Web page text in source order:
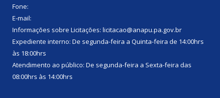
Fone:
E-mail:
Informações sobre Licitações: licitacao@anapu.pa.gov.br
Expediente interno: De segunda-feira a Quinta-feira de 14:00hrs
às 18:00hrs
Atendimento ao público: De segunda-feira a Sexta-feira das
08:00hrs às 14:00hrs